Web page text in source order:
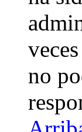
no